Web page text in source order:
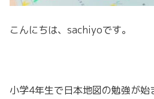
こんにちは、sachiyoです。
小学4年生で日本地図の勉強が